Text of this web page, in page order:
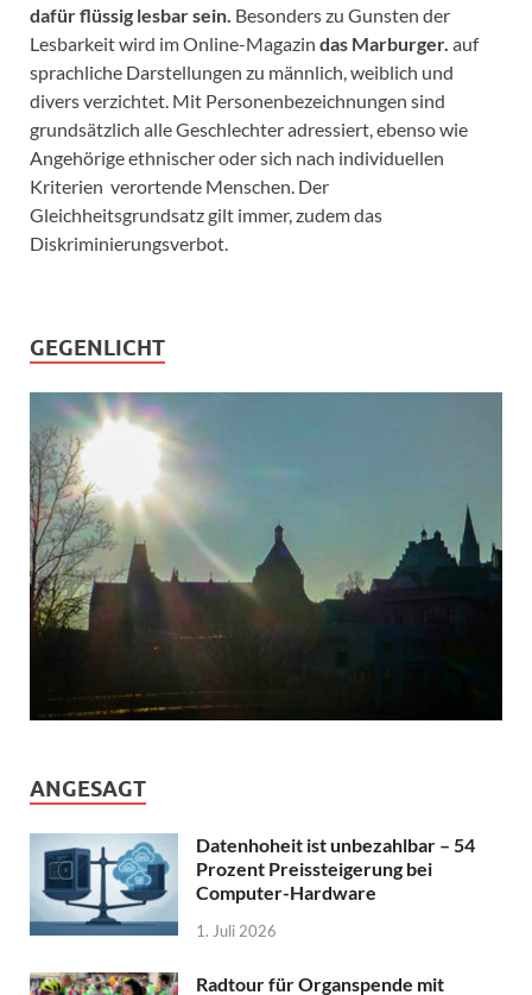
dafür flüssig lesbar sein. Besonders zu Gunsten der
Lesbarkeit wird im Online-Magazin das Marburger. auf
sprachliche Darstellungen zu männlich, weiblich und
divers verzichtet. Mit Personenbezeichnungen sind
grundsätzlich alle Geschlechter adressiert, ebenso wie
Angehörige ethnischer oder sich nach individuellen
Kriterien verortende Menschen. Der
Gleichheitsgrundsatz gilt immer, zudem das
Diskriminierungsverbot.
GEGENLICHT
ANGESAGT
Datenhoheit ist unbezahlbar – 54
Prozent Preissteigerung bei
Computer-Hardware
1. Juli 2026
Radtour für Organspende mit